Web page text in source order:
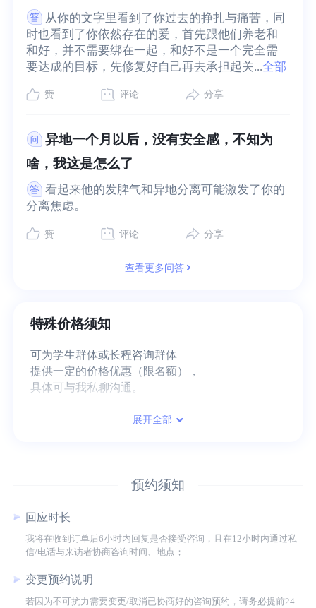
从你的文字里看到了你过去的挣扎与痛苦，同
时也看到了你依然存在的爱，首先跟他们养老和
和好，并不需要绑在一起，和好不是一个完全需
要达成的目标，先修复好自己再去承担起关...全部
赞 评论 分享
异地一个月以后，没有安全感，不知为
啥，我这是怎么了
看起来他的发脾气和异地分离可能激发了你的
分离焦虑。
赞 评论 分享
查看更多问答
特殊价格须知
可为学生群体或长程咨询群体
提供一定的价格优惠（限名额），
具体可与我私聊沟通。
展开全部
预约须知
回应时长
我将在收到订单后6小时内回复是否接受咨询，且在12小时内通过私
信/电话与来访者协商咨询时间、地点；
变更预约说明
若因为不可抗力需要变更/取消已协商好的咨询预约，请务必提前24